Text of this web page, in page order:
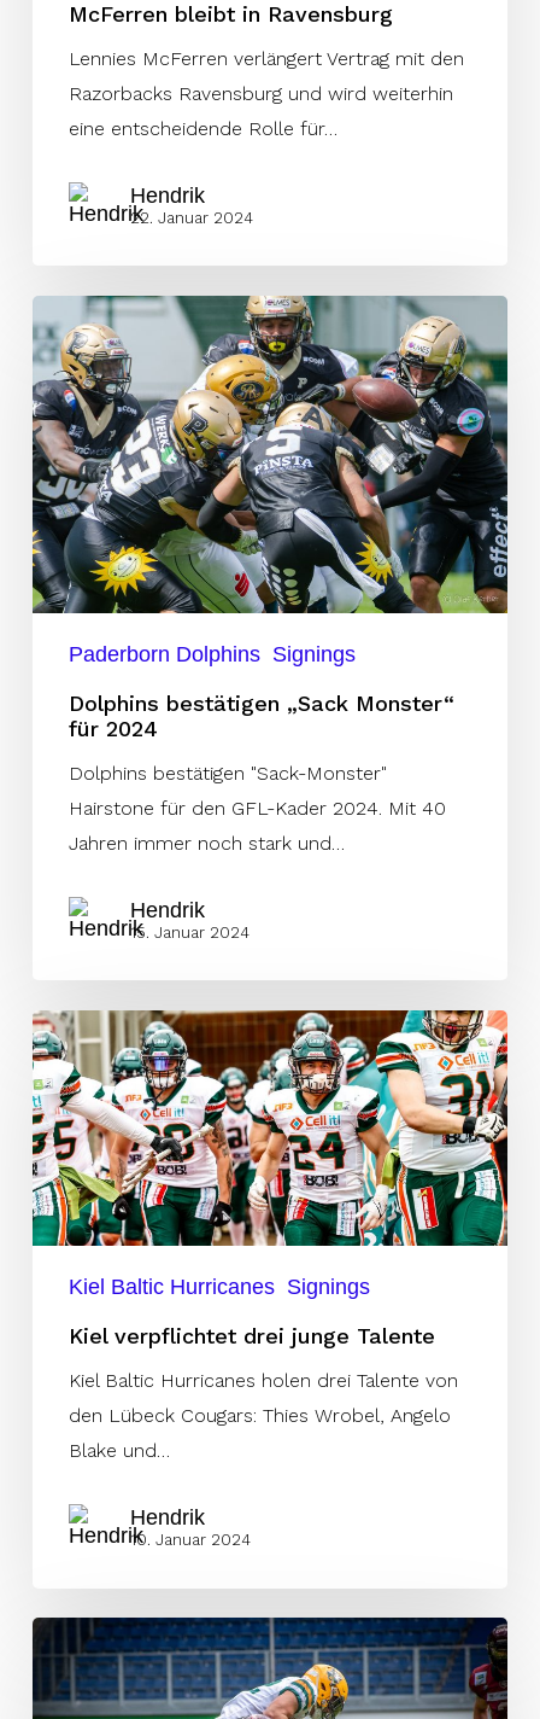
McFerren bleibt in Ravensburg
Lennies McFerren verlängert Vertrag mit den
Razorbacks Ravensburg und wird weiterhin
eine entscheidende Rolle für…
Hendrik
22. Januar 2024
Dolphins
bestätigen
„Sack
Monster“
für
2024
Paderborn Dolphins Signings
Dolphins bestätigen „Sack Monster“
für 2024
Dolphins bestätigen "Sack-Monster"
Hairstone für den GFL-Kader 2024. Mit 40
Jahren immer noch stark und…
Hendrik
15. Januar 2024
Kiel
verpflichtet
drei
junge
Talente
Kiel Baltic Hurricanes Signings
Kiel verpflichtet drei junge Talente
Kiel Baltic Hurricanes holen drei Talente von
den Lübeck Cougars: Thies Wrobel, Angelo
Blake und…
Hendrik
10. Januar 2024
Italiener
Umetelli
wechselt